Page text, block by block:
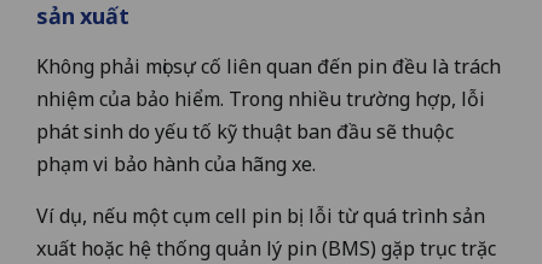
sản xuất
Không phải mọi sự cố liên quan đến pin đều là trách
nhiệm của bảo hiểm. Trong nhiều trường hợp, lỗi
phát sinh do yếu tố kỹ thuật ban đầu sẽ thuộc
phạm vi bảo hành của hãng xe.
Ví dụ, nếu một cụm cell pin bị lỗi từ quá trình sản
xuất hoặc hệ thống quản lý pin (BMS) gặp trục trặc